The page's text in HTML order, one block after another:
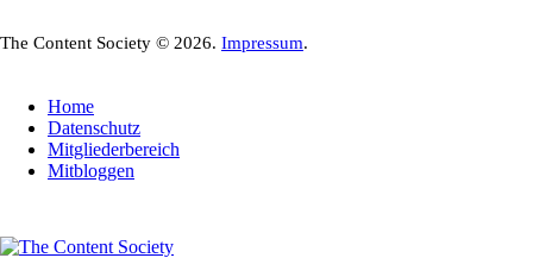
The Content Society © 2026. Impressum.
Home
Datenschutz
Mitgliederbereich
Mitbloggen